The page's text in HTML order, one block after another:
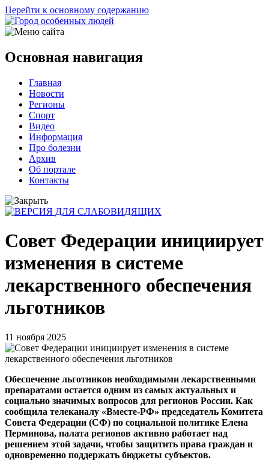
Перейти к основному содержанию
Основная навигация
Главная
Новости
Регионы
Спорт
Видео
Информация
Про болезни
Архив
Об портале
Контакты
Совет Федерации инициирует
изменения в системе
лекарственного обеспечения
льготников
11 ноября 2025
Обеспечение льготников необходимыми лекарственными
препаратами остается одним из самых актуальных и
социально значимых вопросов для регионов России. Как
сообщила телеканалу «Вместе-РФ» председатель Комитета
Совета Федерации (СФ) по социальной политике Елена
Перминова, палата регионов активно работает над
решением этой задачи, чтобы защитить права граждан и
одновременно поддержать бюджеты субъектов.